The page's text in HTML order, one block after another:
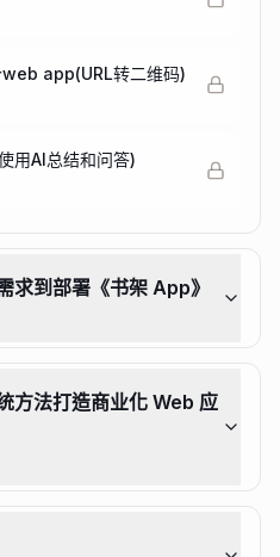
app(URL转二维码)
用AI总结和问答)
求到部署《书架 App》
方法打造商业化 Web 应